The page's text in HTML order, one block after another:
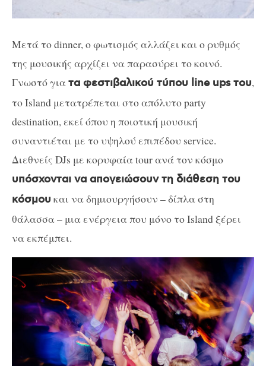
Μετά το dinner, o φωτισμός αλλάζει και ο ρυθμός
της μουσικής αρχίζει να παρασύρει το κοινό.
Γνωστό γιατα φεστιβαλικού τύπου line ups του,
το Island μετατρέπεται στο απόλυτο party
destination, εκεί όπου η ποιοτική μουσική
συναντιέται με το υψηλού επιπέδου service.
Διεθνείς DJs με κορυφαία tour ανά τον κόσμο
υπόσχονται να απογειώσουν τη διάθεση του
κόσμου και να δημιουργήσουν – δίπλα στη
θάλασσα – μια ενέργεια που μόνο το Island ξέρει
να εκπέμπει.